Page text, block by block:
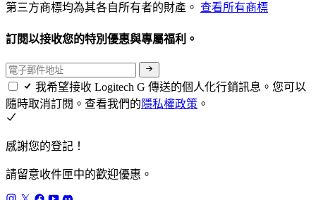
第三方商標均為其各自所有者的財產。 查看所有商標
訂閱以接收您的特別優惠與專屬福利。
我希望接收 Logitech G 傳送的個人化行銷訊息。您可以
隨時取消訂閱。查看我們的隱私權政策 。
感謝您的登記！
請留意收件匣中的歡迎優惠。